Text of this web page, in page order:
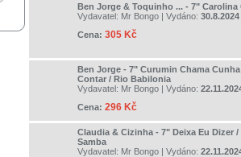
Ben Jorge & Toquinho ... - 7" Carolina
Vydavatel: Mr Bongo | Vydáno: 30.8.2024
Cena: 305 Kč
Ben Jorge - 7" Curumin Chama Cunha
Contar / Rio Babilonia
Vydavatel: Mr Bongo | Vydáno:
Cena: 296 Kč
Claudia & Cizinha - 7" Deixa Eu Dizer /
Samba
Vydavatel: Mr Bongo | Vydáno: